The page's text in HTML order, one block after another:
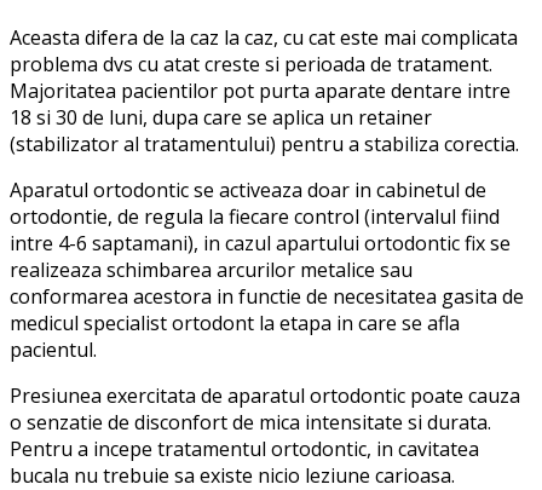
Aceasta difera de la caz la caz, cu cat este mai complicata
problema dvs cu atat creste si perioada de tratament.
Majoritatea pacientilor pot purta aparate dentare intre
18 si 30 de luni, dupa care se aplica un retainer
(stabilizator al tratamentului) pentru a stabiliza corectia.
Aparatul ortodontic se activeaza doar in cabinetul de
ortodontie, de regula la fiecare control (intervalul fiind
intre 4-6 saptamani), in cazul apartului ortodontic fix se
realizeaza schimbarea arcurilor metalice sau
conformarea acestora in functie de necesitatea gasita de
medicul specialist ortodont la etapa in care se afla
pacientul.
Presiunea exercitata de aparatul ortodontic poate cauza
o senzatie de disconfort de mica intensitate si durata.
Pentru a incepe tratamentul ortodontic, in cavitatea
bucala nu trebuie sa existe nicio leziune carioasa.